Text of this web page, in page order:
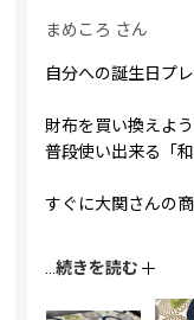
まめころ さん
自分への誕生日プ
財布を買い換えよ
普段使い出来る「
すぐに大関さんの
指定日まで商品到
箱を開けて実物の
続きを読む